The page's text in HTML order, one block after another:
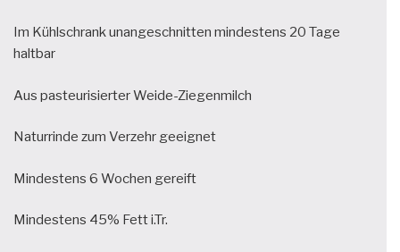
Im Kühlschrank unangeschnitten mindestens 20 Tage
haltbar
Aus pasteurisierter Weide-Ziegenmilch
Naturrinde zum Verzehr geeignet
Mindestens 6 Wochen gereift
Mindestens 45% Fett i.Tr.